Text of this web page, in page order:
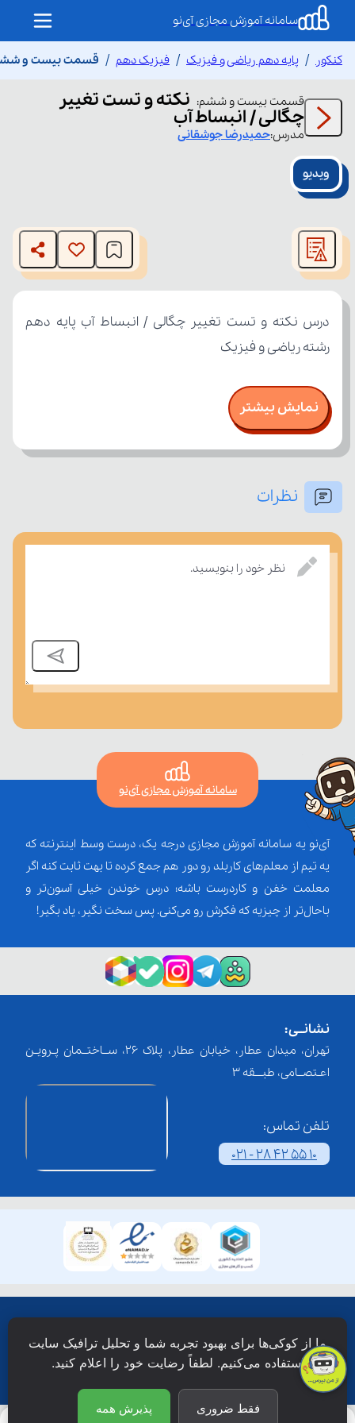
سامانه آموزش مجازی آی‌نو
کنکور پایه دهم ریاضی و فیزیک فیزیک دهم قسمت بیست و ششم
قسمت بیست و ششم: نکته و تست تغییر
چگالی / انبساط آب
مدرس:حمیدرضاجوشقانی
ویدیو
modal
window.
The media could not be loaded, either because the server
or network failed or because the format is not supported.
رشته ریاضی و فیزیک
نمایش بیشتر
نظرات
نظر خود را بنویسید.
سامانه آموزش مجازی آی‌نو
آی‌نو یه سامانه آموزش مجازی درجه یک، درست وسط اینترنته که
یه تیم از معلم‌‌های کاربلد رو دور هم جمع کرده تا بهت ثابت کنه اگر
معلمت خفن و کاردرست باشه؛ درس خوندن خیلی آسون‌تر و
باحال‌تر از چیزیه که فکرش رو می‌کنی. پس سخت نگیر، یاد بگیر!
نشانــی:
تهران، میدان عطار، خیابان عطار، پلاک 26، ســاختــمان پـرویـن
اعـتصــامی، طبـــقه 3
تلفن تماس:
021 - 28 42 55 10
دانش نویان محفوظ است.
ما از کوکی‌ها برای بهبود تجربه شما و تحلیل ترافیک سایت
استفاده می‌کنیم. لطفاً رضایت خود را اعلام کنید.
فقط ضروری پذیرش همه